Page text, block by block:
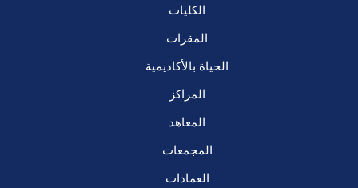
الكليات
المقرات
الحياة بالأكاديمية
المراكز
المعاهد
المجمعات
العمادات